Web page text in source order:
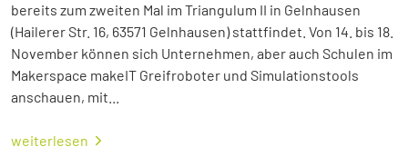
bereits zum zweiten Mal im Triangulum II in Gelnhausen
(Hailerer Str. 16, 63571 Gelnhausen) stattfindet. Von 14. bis 18.
November können sich Unternehmen, aber auch Schulen im
Makerspace makeIT Greifroboter und Simulationstools
anschauen, mit...
weiterlesen